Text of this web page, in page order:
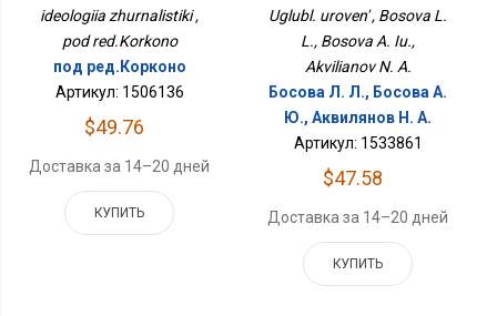
ideologiia zhurnalistiki ,
pod red.Korkono
под ред.Корконо
Артикул: 1506136
$49.76
Доставка за 14–20 дней
КУПИТЬ
Uglubl. uroven' , Bosova L.
L., Bosova A. Iu.,
Akvilianov N. A.
Босова Л. Л., Босова А.
Ю., Аквилянов Н. А.
Артикул: 1533861
$47.58
Доставка за 14–20 дней
КУПИТЬ